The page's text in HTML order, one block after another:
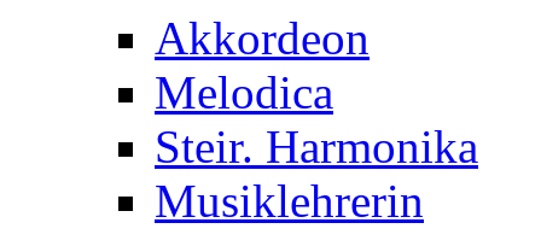
Akkordeon
Melodica
Steir. Harmonika
Musiklehrerin